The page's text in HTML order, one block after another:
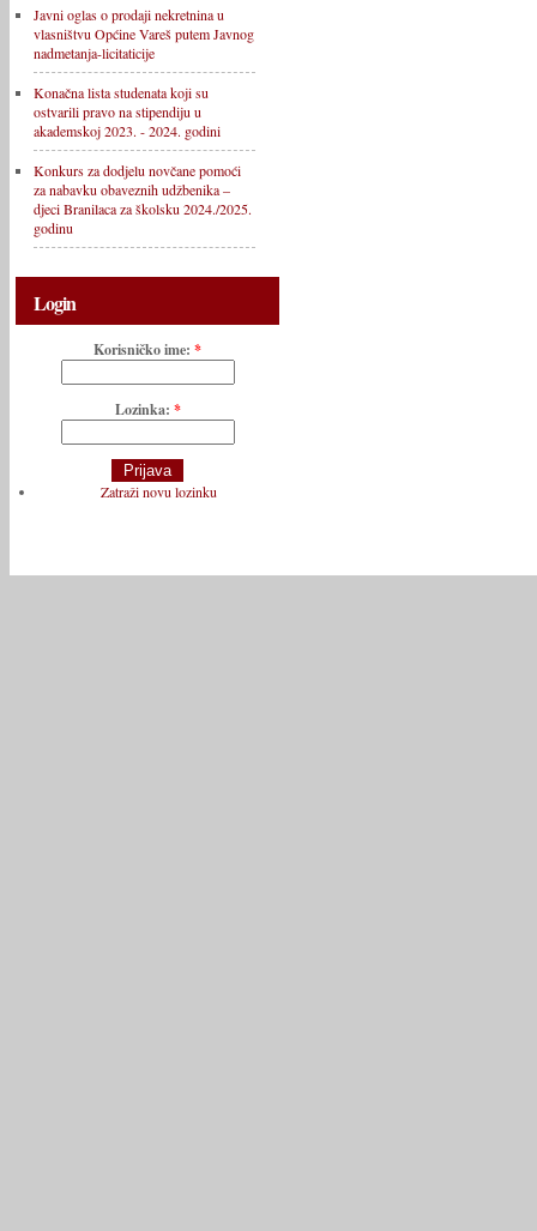
Javni oglas o prodaji nekretnina u
vlasništvu Općine Vareš putem Javnog
nadmetanja-licitaticije
Konačna lista studenata koji su
ostvarili pravo na stipendiju u
akademskoj 2023. - 2024. godini
Konkurs za dodjelu novčane pomoći
za nabavku obaveznih udžbenika –
djeci Branilaca za školsku 2024./2025.
godinu
Login
Korisničko ime: *
Lozinka: *
Zatraži novu lozinku